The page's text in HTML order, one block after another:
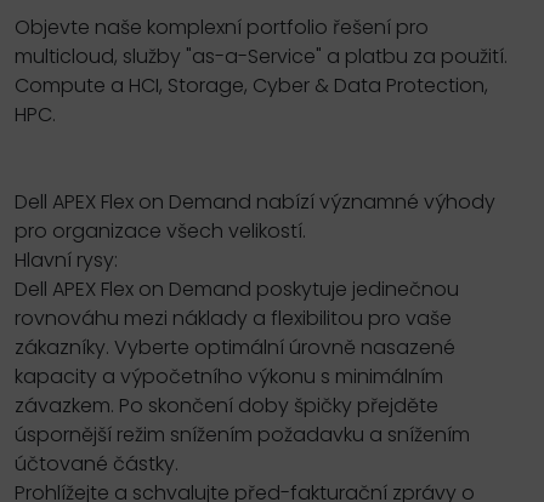
Objevte naše komplexní portfolio řešení pro
multicloud, služby "as-a-Service" a platbu za použití.
Compute a HCI, Storage, Cyber & Data Protection,
HPC.
Dell APEX Flex on Demand nabízí významné výhody
pro organizace všech velikostí.
Hlavní rysy:
Dell APEX Flex on Demand poskytuje jedinečnou
rovnováhu mezi náklady a flexibilitou pro vaše
zákazníky. Vyberte optimální úrovně nasazené
kapacity a výpočetního výkonu s minimálním
závazkem. Po skončení doby špičky přejděte
úspornější režim snížením požadavku a snížením
účtované částky.
Prohlížejte a schvalujte před-fakturační zprávy o